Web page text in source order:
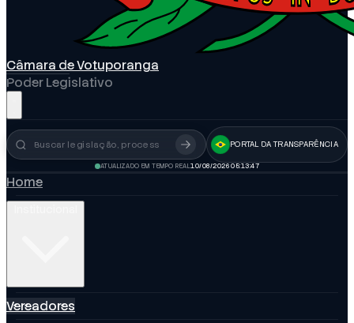
Câmara de Votuporanga
Poder Legislativo
Busca no portal PORTAL DA TRANSPARÊNCIA
ATUALIZADO EM TEMPO REAL10/08/2026 05:13:48
Home
Vereadores